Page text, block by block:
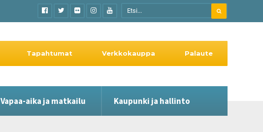
Vapaa-aika ja matkailu Kaupunki ja hallinto
Tapahtumat Verkkokauppa Palaute